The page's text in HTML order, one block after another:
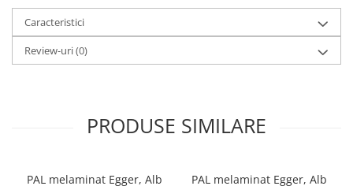
Caracteristici
Review-uri(0)
PRODUSE SIMILARE
PAL melaminat Egger, Alb
PAL melaminat Egger, Alb